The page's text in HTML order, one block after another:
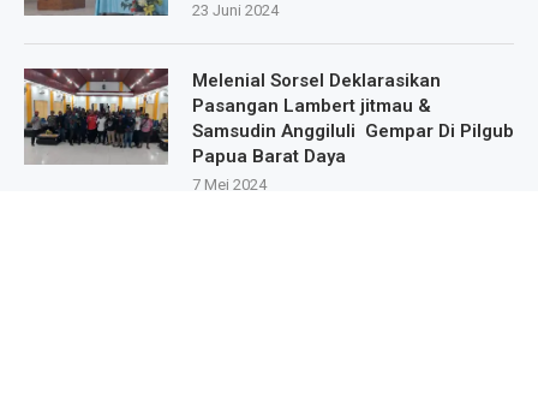
23 Juni 2024
Melenial Sorsel Deklarasikan
Pasangan Lambert jitmau &
Samsudin Anggiluli Gempar Di Pilgub
Papua Barat Daya
7 Mei 2024